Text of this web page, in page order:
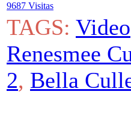
9687 Visitas
TAGS: Video
Renesmee
2, Bella